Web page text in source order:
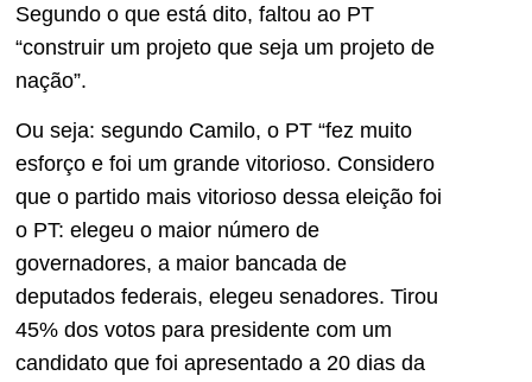
Segundo o que está dito, faltou ao PT
“construir um projeto que seja um projeto de
nação”.
Ou seja: segundo Camilo, o PT “fez muito
esforço e foi um grande vitorioso. Considero
que o partido mais vitorioso dessa eleição foi
o PT: elegeu o maior número de
governadores, a maior bancada de
deputados federais, elegeu senadores. Tirou
45% dos votos para presidente com um
candidato que foi apresentado a 20 dias da